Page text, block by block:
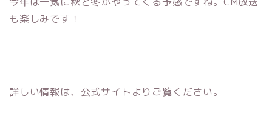
も楽しみです！
詳しい情報は、公式サイトよりご覧ください。